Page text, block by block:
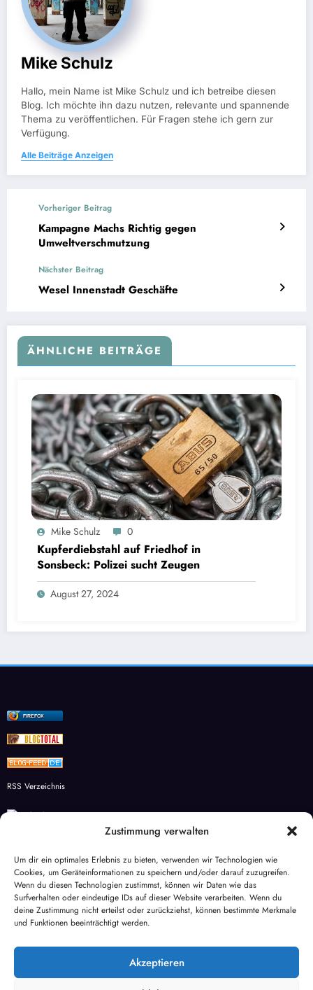
Zustimmung verwalten
Um dir ein optimales Erlebnis zu bieten, verwenden wir Technologien wie
Cookies, um Geräteinformationen zu speichern und/oder darauf zuzugreifen.
Wenn du diesen Technologien zustimmst, können wir Daten wie das
Surfverhalten oder eindeutige IDs auf dieser Website verarbeiten. Wenn du
deine Zustimmung nicht erteilst oder zurückziehst, können bestimmte Merkmale
und Funktionen beeinträchtigt werden.
Akzeptieren
Mike Schulz
Hallo, mein Name ist Mike Schulz und ich betreibe diesen
Blog. Ich möchte ihn dazu nutzen, relevante und spannende
Thema zu veröffentlichen. Für Fragen stehe ich gern zur
Verfügung.
Alle Beiträge Anzeigen
Vorheriger Beitrag
Kampagne Machs Richtig gegen
Umweltverschmutzung
Nächster Beitrag
Wesel Innenstadt Geschäfte
ÄHNLICHE BEITRÄGE
Mike Schulz 0
Kupferdiebstahl auf Friedhof in
Sonsbeck: Polizei sucht Zeugen
August 27, 2024
FIREFOX
RSS Verzeichnis
aqua-global
Mietspiegel Wesel